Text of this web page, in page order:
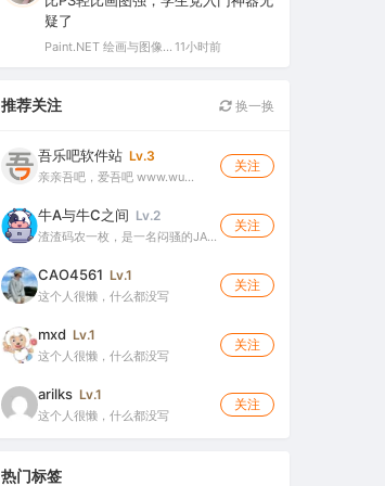
疑了
Paint.NET 绘画与图像处理软件 v5.1.12 官方版（Windows 免费开源图像编辑工具） 11小时前
推荐关注 换一换
吾乐吧软件站 Lv.3
亲亲吾吧，爱吾吧 www.wu…
关注
牛A与牛C之间 Lv.2
渣渣码农一枚，是一名闷骚的JA…
关注
CAO4561 Lv.1
这个人很懒，什么都没写
关注
mxd Lv.1
这个人很懒，什么都没写
关注
arilks Lv.1
这个人很懒，什么都没写
关注
热门标签